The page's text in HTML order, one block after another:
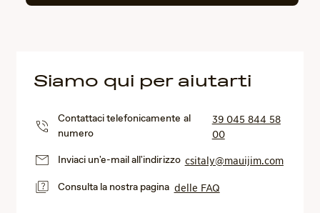
Siamo qui per aiutarti
Contattaci telefonicamente al
numero
39 045 844 58
00
Inviaci un'e-mail all'indirizzo csitaly@mauijim.com
Consulta la nostra pagina delle FAQ